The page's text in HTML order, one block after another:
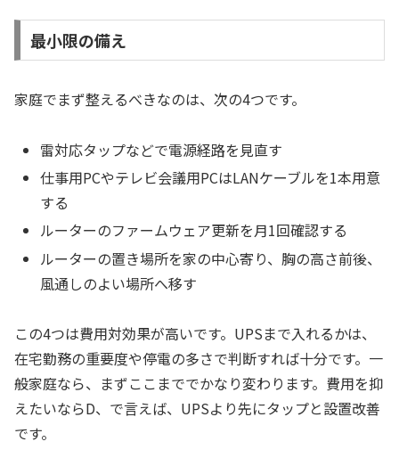
最小限の備え
家庭でまず整えるべきなのは、次の4つです。
雷対応タップなどで電源経路を見直す
仕事用PCやテレビ会議用PCはLANケーブルを1本用意
する
ルーターのファームウェア更新を月1回確認する
ルーターの置き場所を家の中心寄り、胸の高さ前後、
風通しのよい場所へ移す
この4つは費用対効果が高いです。UPSまで入れるかは、
在宅勤務の重要度や停電の多さで判断すれば十分です。一
般家庭なら、まずここまででかなり変わります。費用を抑
えたいならD、で言えば、UPSより先にタップと設置改善
です。